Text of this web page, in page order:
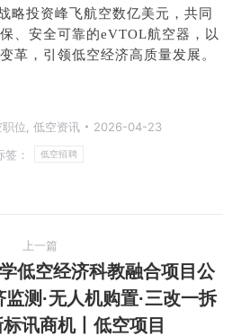
略投资峰飞航空数亿美元，共同
、安全可靠的eVTOL航空器，以
革，引领低空经济高质量发展。
位 低空资讯
2026-04-23
签：
低空招聘
上一篇
上
一
低空经济科教融合项目公
测·无人机购置·三改一拆
讯商机丨低空项目